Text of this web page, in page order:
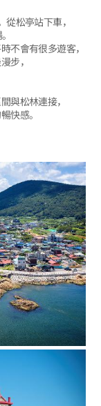
松亭站下車，
不會有很多遊客，
步，
與松林連接，
快感。